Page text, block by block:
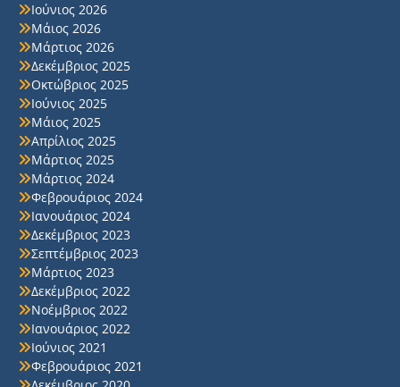
Ιούνιος 2026
Μάιος 2026
Μάρτιος 2026
Δεκέμβριος 2025
Οκτώβριος 2025
Ιούνιος 2025
Μάιος 2025
Απρίλιος 2025
Μάρτιος 2025
Μάρτιος 2024
Φεβρουάριος 2024
Ιανουάριος 2024
Δεκέμβριος 2023
Σεπτέμβριος 2023
Μάρτιος 2023
Δεκέμβριος 2022
Νοέμβριος 2022
Ιανουάριος 2022
Ιούνιος 2021
Φεβρουάριος 2021